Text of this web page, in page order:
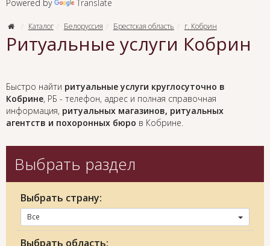
Powered by Translate
Каталог Белоруссия Брестская область г. Кобрин
Ритуальные услуги Кобрин
Быстро найти ритуальные услуги круглосуточно в
Кобрине, РБ - телефон, адрес и полная справочная
информация, ритуальных магазинов, ритуальных
агентств и похоронных бюро в Кобрине.
Выбрать раздел
Выбрать страну:
Все
Выбрать область: